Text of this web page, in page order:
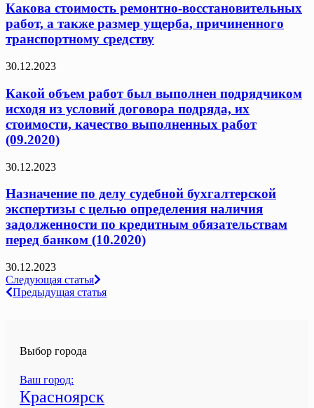
Какова стоимость ремонтно-восстановительных
работ, а также размер ущерба, причиненного
транспортному средству
30.12.2023
Какой объем работ был выполнен подрядчиком
исходя из условий договора подряда, их
стоимости, качество выполненных работ
(09.2020)
30.12.2023
Назначение по делу судебной бухгалтерской
экспертизы с целью определения наличия
задолженности по кредитным обязательствам
перед банком (10.2020)
30.12.2023
Навигация
по
Следующая статья
Предыдущая статья
Выбор города
Ваш город:
Красноярск